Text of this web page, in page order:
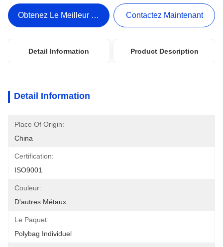
Obtenez Le Meilleur Prix Contactez Maintenant
Detail Information Product Description
Detail Information
Place Of Origin:
China
Certification:
ISO9001
Couleur:
D'autres Métaux
Le Paquet:
Polybag Individuel